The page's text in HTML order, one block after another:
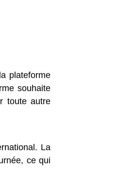
plateforme
souhaite
toute autre
La
ce qui